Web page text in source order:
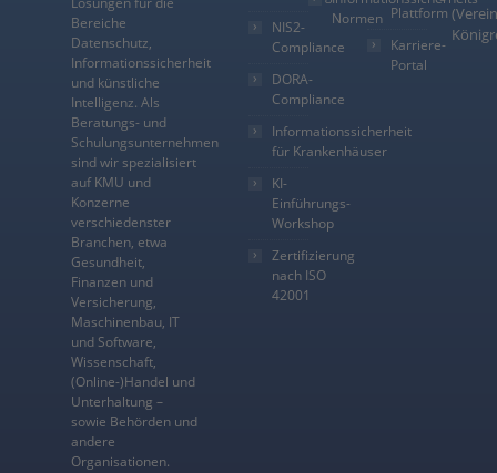
Bereiche
Datenschutz,
Informationssicherheit
und künstliche
Intelligenz. Als
Beratungs- und
Schulungsunternehmen
sind wir spezialisiert
auf KMU und
Konzerne
verschiedenster
Branchen, etwa
Gesundheit,
Finanzen und
Versicherung,
Maschinenbau, IT
und Software,
Wissenschaft,
(Online-)Handel und
Unterhaltung –
sowie Behörden und
andere
Organisationen.
NIS2-
Compliance
DORA-
Compliance
Informationssicherheit
für Krankenhäuser
KI-
Einführungs-
Workshop
Zertifizierung
nach ISO
42001
Normen Plattform
Karriere-
Portal